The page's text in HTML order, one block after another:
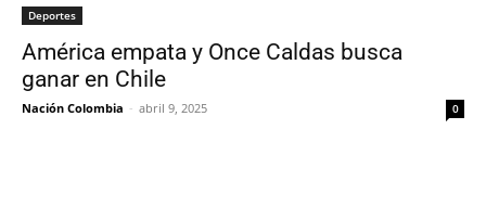
Deportes
América empata y Once Caldas busca
ganar en Chile
Nación Colombia - abril 9, 2025 0